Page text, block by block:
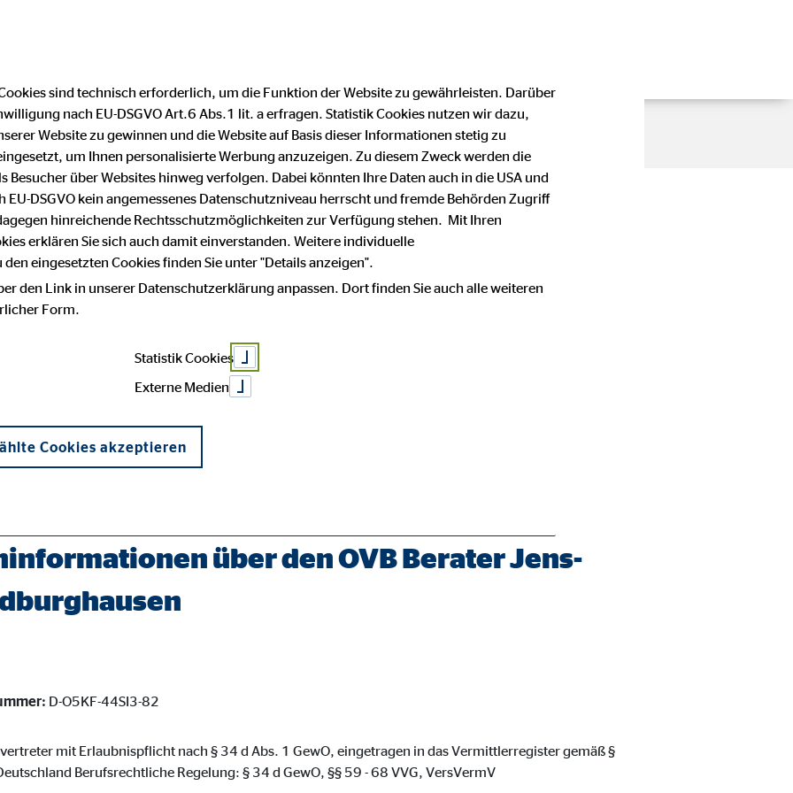
Datenschutz
AG
über den OVB Berater Jens-
D-O5KF-44SI3-82
mit Erlaubnispflicht nach § 34 d Abs. 1 GewO, eingetragen in das Vermittlerregister gemäß §
Berufsrechtliche Regelung: § 34 d GewO, §§ 59 - 68 VVG, VersVermV
sind technisch erforderlich, um die Funktion der Website zu gewährleisten. Darüber
nach EU-DSGVO Art.6 Abs.1 lit. a erfragen. Statistik Cookies nutzen wir dazu,
Website zu gewinnen und die Website auf Basis dieser Informationen stetig zu
um Ihnen personalisierte Werbung anzuzeigen. Zu diesem Zweck werden die
Besucher über Websites hinweg verfolgen. Dabei könnten Ihre Daten auch in die USA und
DSGVO kein angemessenes Datenschutzniveau herrscht und fremde Behörden Zugriff
hinreichende Rechtsschutzmöglichkeiten zur Verfügung stehen. Mit Ihren
erklären Sie sich auch damit einverstanden. Weitere individuelle
eingesetzten Cookies finden Sie unter "Details anzeigen".
den Link in unserer Datenschutzerklärung anpassen. Dort finden Sie auch alle weiteren
Form.
Statistik Cookies
Externe Medien
Cookies akzeptieren
und sind für die einwandfreie Funktion der Website erforderlich. Die Deaktivierung kann die
Association
von Benutzereinstellungen